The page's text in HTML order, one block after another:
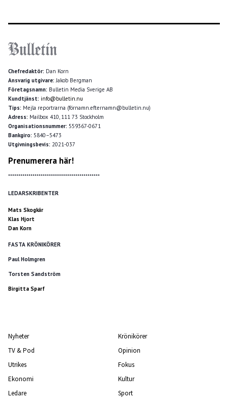
Chefredaktör: Dan Korn
Ansvarig utgivare:Jakob Bergman
Företagsnamn: Bulletin Media Sverige AB
Kundtjänst: info@bulletin.nu
Tips: Mejla reportrarna (förnamn.efternamn@bulletin.nu)
Adress: Mailbox 410, 111 73 Stockholm
Organisationsnummer: 559367-0671
Bankgiro: 5840–5473
Utgivningsbevis: 2021-037
Prenumerera här!
*********************************************
LEDARSKRIBENTER
Mats Skogkär
Klas Hjort
Dan Korn
FASTA KRÖNIKÖRER
Paul Holmgren
Torsten Sandström
Birgitta Sparf
Nyheter
TV & Pod
Utrikes
Ekonomi
Ledare
Krönikörer
Opinion
Fokus
Kultur
Sport